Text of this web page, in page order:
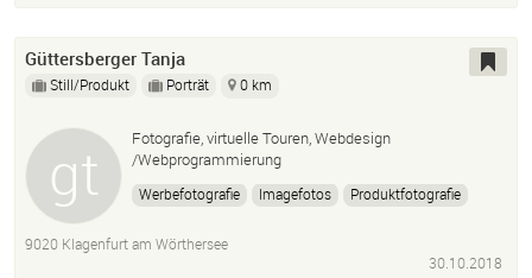
Güttersberger Tanja
Still/Produkt Porträt 0 km
Fotografie, virtuelle Touren, Webdesign
/Webprogrammierung
Werbefotografie Imagefotos
Produktfotografie
9020 Klagenfurt am Wörthersee
30.10.2018